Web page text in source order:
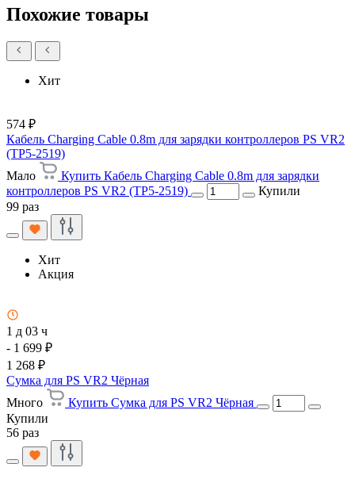
Похожие товары
Хит
574 ₽
Кабель Charging Cable 0.8m для зарядки контроллеров PS VR2
(TP5-2519)
Мало
Купить Кабель Charging Cable 0.8m для зарядки
контроллеров PS VR2 (TP5-2519)
Купили
99 раз
Хит
Акция
1 д 03 ч
- 1 699 ₽
1 268 ₽
Сумка для PS VR2 Чёрная
Много
Купить Сумка для PS VR2 Чёрная
Купили
56 раз